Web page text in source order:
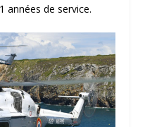
années de service.